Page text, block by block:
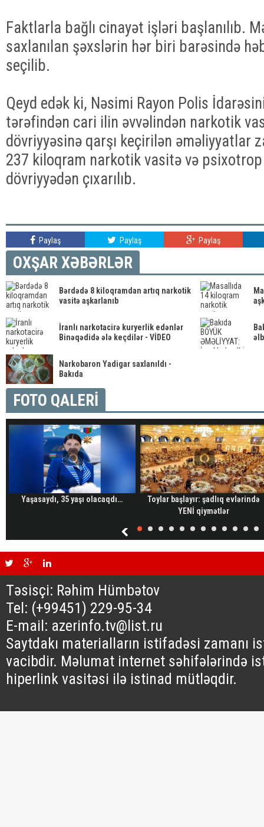
Faktlarla bağlı cinayət işləri başlanılıb.
saxlanılan şəxslərin hər biri barəsində
seçilib.
Qeyd edək ki, Nəsimi Rayon Polis
tərəfindən cari ilin əvvəlindən narkotik
dövriyyəsinə qarşı keçirilən əməliyyatlar
237 kiloqram narkotik vasitə və
dövriyyədən çıxarılıb.
Paylaş Paylaş Paylaş
OXŞAR XƏBƏRLƏR
Bərdədə 8 kiloqramdan artıq narkotik
vasitə aşkarlanıb
İranlı narkotacirə kuryerlik edənlər
Binəqədidə ələ keçdilər - VİDEO
Narkobaron Yadigar saxlanıldı -
Bakıda
FOTO QALERİ
Yaşasaydı, 35 yaşı olacaqdı…
Toylar başlayır: şadlıq evlərində
YENİ qiymətlər
Təsisçi: Rəhim Hümbətov
Tel: (+99451) 229-95-34
E-mail: azerinfo.tv@list.ru
Saytdakı materialların istifadəsi zamanı
vacibdir. Məlumat internet səhifələrində
hiperlink vasitəsi ilə istinad mütləqdir.